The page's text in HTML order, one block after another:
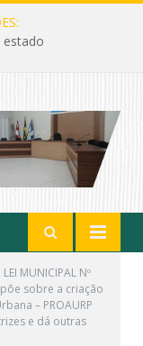
estado
LEI MUNICIPAL Nº
sobre a criação
– PROAURP
e dá outras